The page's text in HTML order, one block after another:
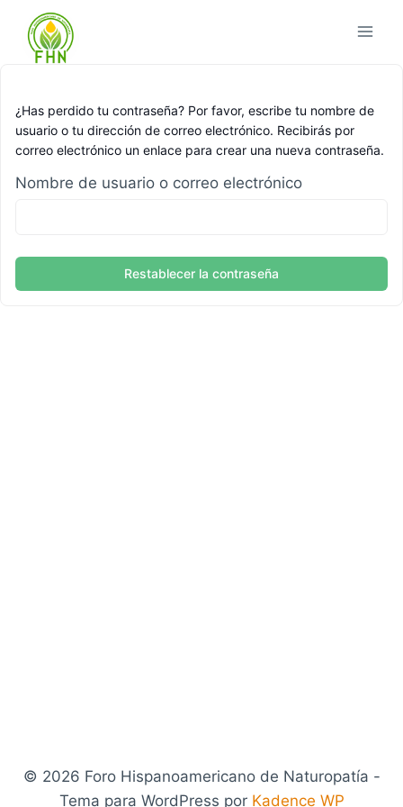
¿Has perdido tu contraseña? Por favor, escribe tu nombre de
usuario o tu dirección de correo electrónico. Recibirás por
correo electrónico un enlace para crear una nueva contraseña.
Nombre de usuario o correo electrónico
Restablecer la contraseña
© 2026 Foro Hispanoamericano de Naturopatía -
Tema para WordPress por Kadence WP